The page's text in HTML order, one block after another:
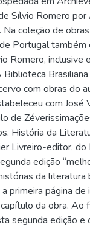
Sílvio Romero por
coleção de
Portugal também
Romero, inclusive
Biblioteca
com obras do
com José
de
História da
Livreiro-editor, do
edição
da literatura
primeira página
da obra. Ao
segunda edição e